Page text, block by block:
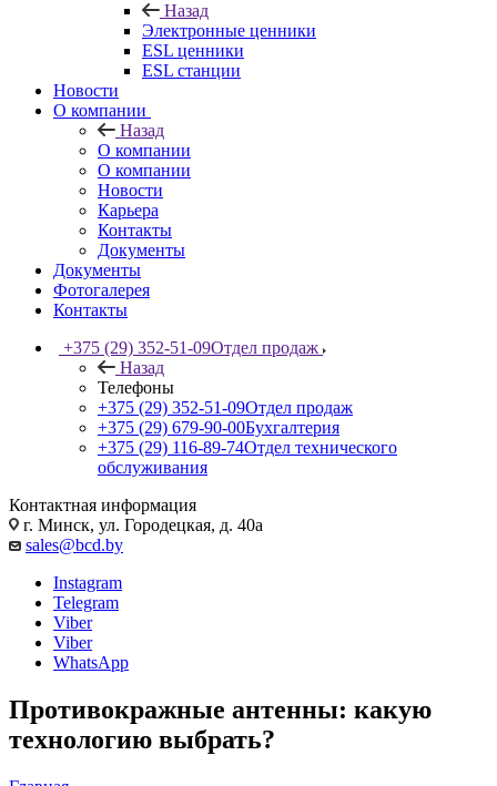
Назад
Электронные ценники
ESL ценники
ESL станции
Новости
О компании
Назад
О компании
О компании
Новости
Карьера
Контакты
Документы
Документы
Фотогалерея
Контакты
+375 (29) 352-51-09Отдел продаж
Назад
Телефоны
+375 (29) 352-51-09Отдел продаж
+375 (29) 679-90-00Бухгалтерия
+375 (29) 116-89-74Отдел технического
обслуживания
Контактная информация
г. Минск, ул. Городецкая, д. 40а
sales@bcd.by
Instagram
Telegram
Viber
Viber
WhatsApp
Противокражные антенны: какую
технологию выбрать?